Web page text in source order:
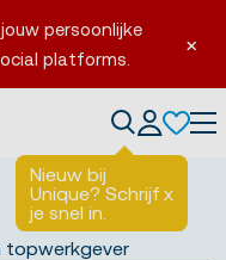
×
persoonlijke
platforms.
Nieuw bij
Unique? Schrijf
je snel in.
x
topwerkgever